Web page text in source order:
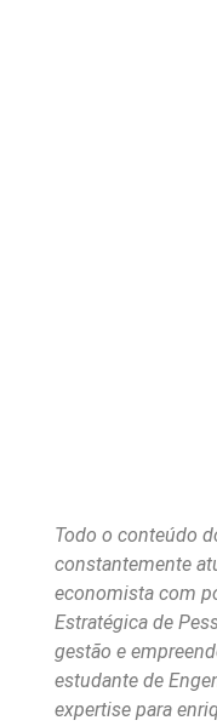
Todo o conteúdo
constantemente
economista com
Estratégica de
gestão e
estudante de
expertise para